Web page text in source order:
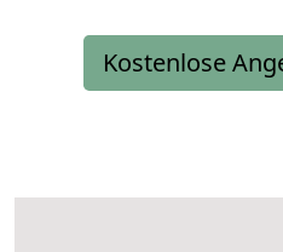
Kostenlose